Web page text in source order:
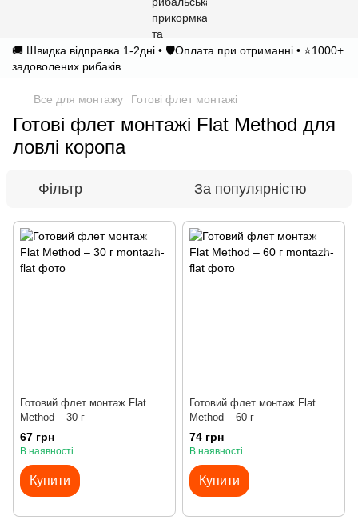
🚚 Швидка відправка 1-2дні • 🛡️Оплата при отриманні • ⭐1000+
задоволених рибаків
Все для монтажу Готові флет монтажі
Готові флет монтажі Flat Method для
ловлі коропа
Фільтр За популярністю
Готовий флет монтаж Flat
Method – 30 г
67 грн
В наявності
Купити
Готовий флет монтаж Flat
Method – 60 г
74 грн
В наявності
Купити